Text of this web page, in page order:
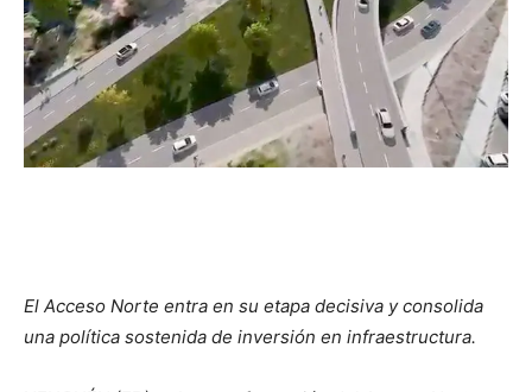
El Acceso Norte entra en su etapa decisiva y consolida
una política sostenida de inversión en infraestructura.